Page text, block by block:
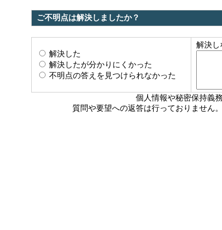
ご不明点は解決しましたか？
解決した
解決したが分かりにくかった
不明点の答えを見つけられなかった
解決し
個人情報や秘密保持義
質問や要望への返答は行っておりません